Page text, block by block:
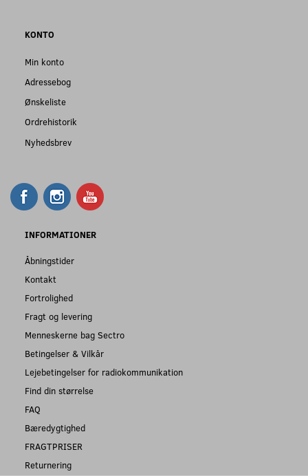
KONTO
Min konto
Adressebog
Ønskeliste
Ordrehistorik
Nyhedsbrev
INFORMATIONER
Åbningstider
Kontakt
Fortrolighed
Fragt og levering
Menneskerne bag Sectro
Betingelser & Vilkår
Lejebetingelser for radiokommunikation
Find din størrelse
FAQ
Bæredygtighed
FRAGTPRISER
Returnering